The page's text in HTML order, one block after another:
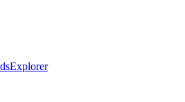
Explorer